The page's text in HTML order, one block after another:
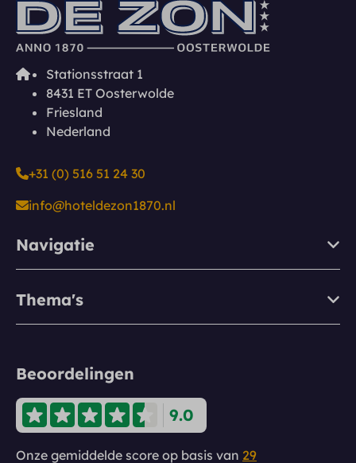
Stationsstraat 1
8431 ET Oosterwolde
Friesland
Nederland
+31 (0) 516 51 24 30
info@hoteldezon1870.nl
Navigatie
Thema's
Beoordelingen
9.0
Onze gemiddelde score op basis van 29